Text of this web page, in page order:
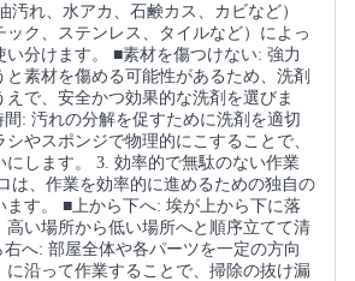
汚れ、水アカ、石鹸カス、カビなど）
ック、ステンレス、タイルなど）によっ
い分けます。 ■素材を傷つけない: 強力
と素材を傷める可能性があるため、洗剤
で、安全かつ効果的な洗剤を選びま
: 汚れの分解を促すために洗剤を適切
やスポンジで物理的にこすることで、
にします。 3. 効率的で無駄のない作業
は、作業を効率的に進めるための独自の
ます。 ■上から下へ: 埃が上から下に落
高い場所から低い場所へと順序立てて清
へ: 部屋全体や各パーツを一定の方向
に沿って作業することで、掃除の抜け漏